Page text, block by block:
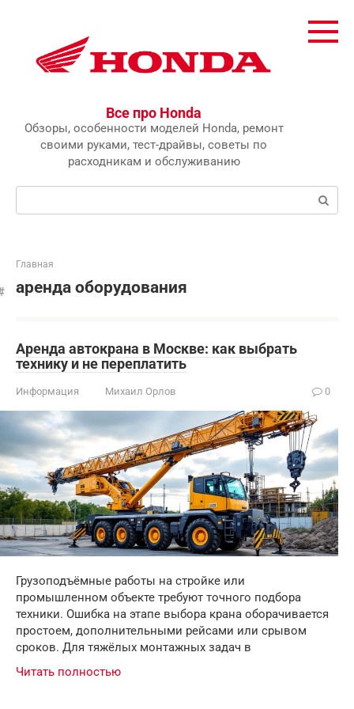
Все про Honda
Обзоры, особенности моделей Honda, ремонт
своими руками, тест-драйвы, советы по
расходникам и обслуживанию
Главная
аренда оборудования
Аренда автокрана в Москве: как выбрать
технику и не переплатить
Информация Михаил Орлов 0
Грузоподъёмные работы на стройке или
промышленном объекте требуют точного подбора
техники. Ошибка на этапе выбора крана оборачивается
простоем, дополнительными рейсами или срывом
сроков. Для тяжёлых монтажных задач в
Читать полностью